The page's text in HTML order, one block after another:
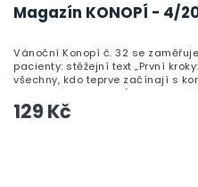
Magazín KONOPÍ - 4/
129 Kč
Vánoční Konopí č. 32 se
pacienty: stěžejní text „První
všechny, kdo teprve začínají s
dostupných produktů podle
Vedle toho číslo přináší příběh
pohled do konopného Japonska,
regulaci, právní pohled na